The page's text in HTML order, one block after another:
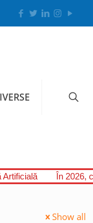
Artificială În 2026,
Show all